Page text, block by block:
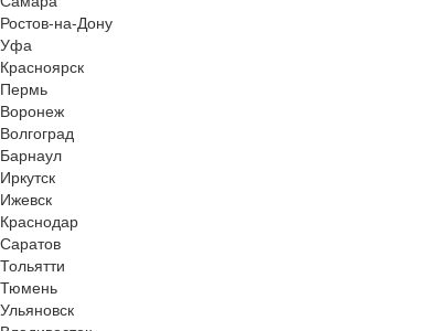
Ростов-на-Дону
Уфа
Красноярск
Пермь
Воронеж
Волгоград
Барнаул
Иркутск
Ижевск
Краснодар
Саратов
Тольятти
Тюмень
Ульяновск